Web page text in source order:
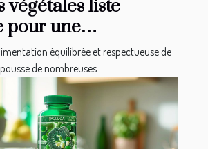
végétales liste
pour une
sans viande
équilibrée et respectueuse de
de nombreuses...